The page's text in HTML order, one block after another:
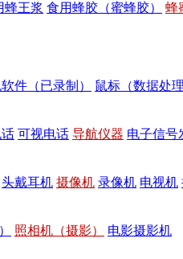
蜂王浆 食用蜂胶（蜜蜂胶） 蜂
件（已录制） 鼠标（数据处理
可视电话 导航仪器 电子信号
头戴耳机 摄像机 录像机 电视机
照相机（摄影） 电影摄影机